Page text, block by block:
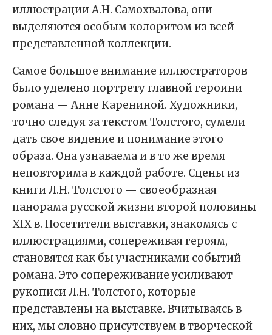
иллюстрации А.Н. Самохвалова, они
выделяются особым колоритом из всей
представленной коллекции.
Самое большое внимание иллюстраторов
было уделено портрету главной героини
романа — Анне Карениной. Художники,
точно следуя за текстом Толстого, сумели
дать свое видение и понимание этого
образа. Она узнаваема и в то же время
неповторима в каждой работе. Сцены из
книги Л.Н. Толстого — своеобразная
панорама русской жизни второй половины
XIX в. Посетители выставки, знакомясь с
иллюстрациями, сопереживая героям,
становятся как бы участниками событий
романа. Это сопереживание усиливают
рукописи Л.Н. Толстого, которые
представлены на выставке. Вчитываясь в
них, мы словно присутствуем в творческой